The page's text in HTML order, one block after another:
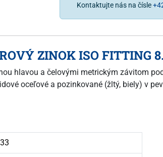
Kontaktujte nás na čísle
ZINOK ISO FITTING
hlavou a čelovými metrickým závitom
oceľové a pozinkované (žltý, biely) v